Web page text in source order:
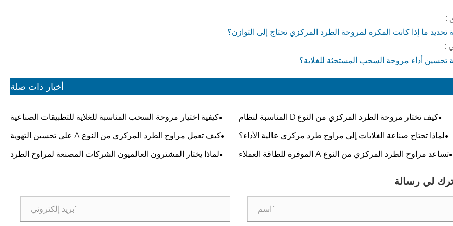
:
تحديد ما إذا كانت المكره لمروحة الطرد المركزي تحتاج إلى التوازن؟
:
تحسين أداء مروحة السحب المستحثة للغلاية؟
أخبار ذات صلة
كيفية اختيار مروحة السحب المناسبة للغلاية للتطبيقات الصناعية
كيف تختار مروحة الطرد المركزي من النوع D المناسبة لنظام
التهوية الصناعية لديك؟
كيف تعمل مراوح الطرد المركزي من النوع A على تحسين التهوية
في المستودعات والمراكز اللوجستية؟
لماذا تحتاج صناعة الغلايات إلى مراوح طرد مركزي عالية الأداء؟
لماذا يختار المشترون العالميون الشركات المصنعة لمراوح الطرد
تساعد مراوح الطرد المركزي من النوع A الموفرة للطاقة العملاء
لي رسالة